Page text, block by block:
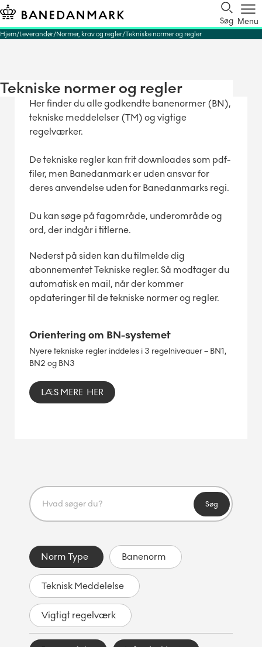
Søg Menu
Hjem Leverandør Normer, krav og regler Tekniske normer og regler
Tekniske normer og regler
Her finder du alle godkendte banenormer (BN),
tekniske meddelelser (TM) og vigtige
regelværker.
De tekniske regler kan frit downloades som pdf-
filer, men Banedanmark er uden ansvar for
deres anvendelse uden for Banedanmarks regi.
Du kan søge på fagområde, underområde og
ord, der indgår i titlerne.
Nederst på siden kan du tilmelde dig
abonnementet Tekniske regler. Så modtager du
automatisk en mail, når der kommer
opdateringer til de tekniske normer og regler.
Orientering om BN-systemet
Nyere tekniske regler inddeles i 3 regelniveauer – BN1,
BN2 og BN3
LÆS MERE HER
Søg
Norm Type Banenorm
Teknisk Meddelelse
Vigtigt regelværk